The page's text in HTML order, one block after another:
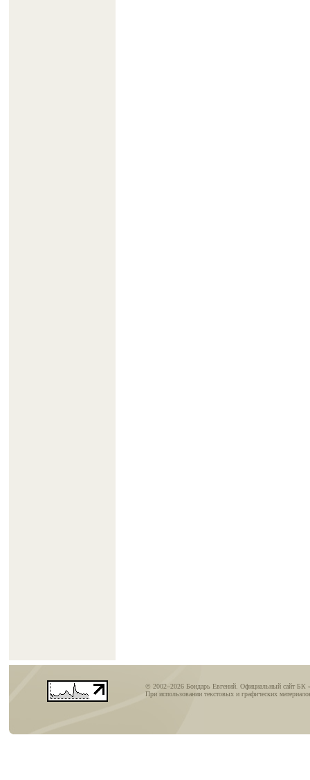
© 2002–2026 Бондарь Евгений. Официальный сайт БК
При использовании текстовых и графических